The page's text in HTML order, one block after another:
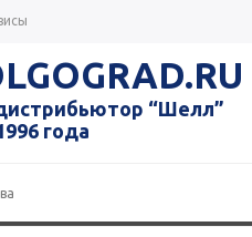
“Шелл”
года